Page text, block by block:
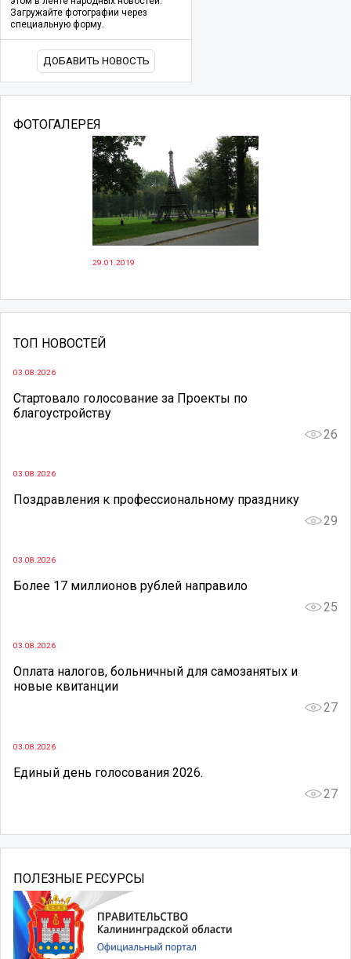
Загружайте фотографии через
специальную форму.
ДОБАВИТЬ НОВОСТЬ
ФОТОГАЛЕРЕЯ
29.01.2019
ТОП НОВОСТЕЙ
03.08.2026
Стартовало голосование за Проекты по
благоустройству
26
03.08.2026
Поздравления к профессиональному празднику
29
03.08.2026
Более 17 миллионов рублей направило
25
03.08.2026
Оплата налогов, больничный для самозанятых и
новые квитанции
27
03.08.2026
Единый день голосования 2026.
27
ПОЛЕЗНЫЕ РЕСУРСЫ